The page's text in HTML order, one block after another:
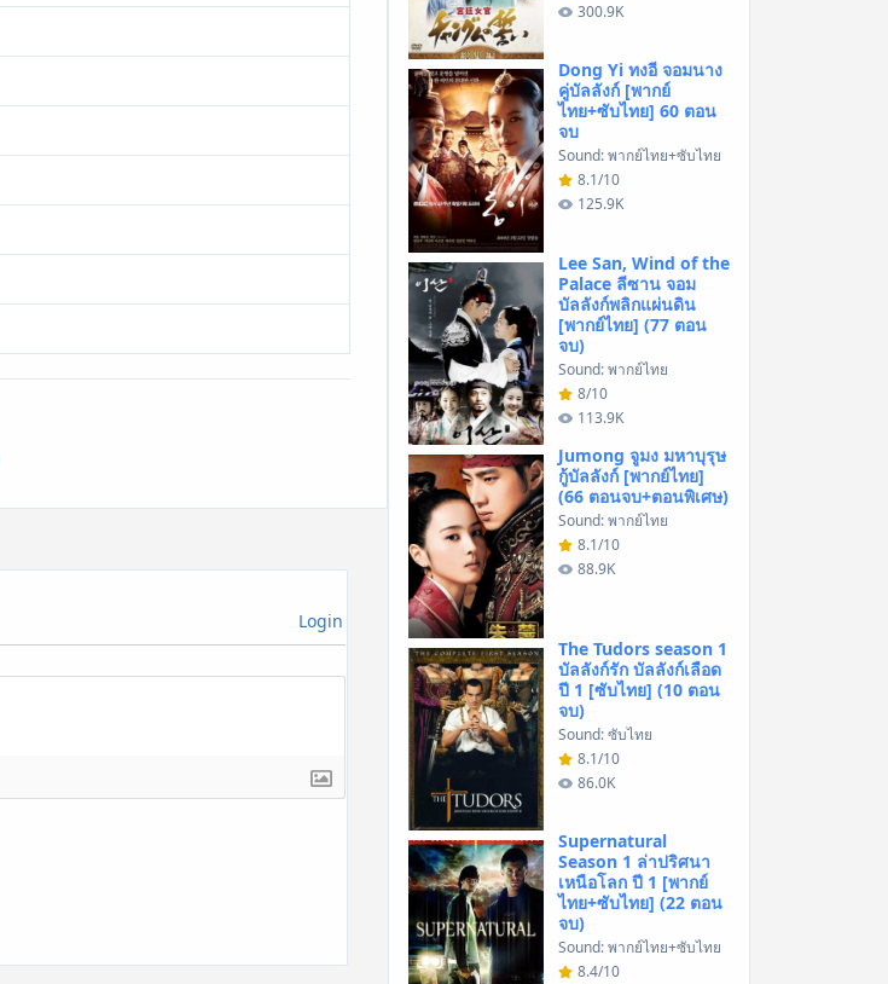
Login
300.9K
Dong Yi ทงอี จอมนาง
คู่บัลลังก์ [พากย์
ไทย+ซับไทย] 60 ตอน
จบ
Sound: พากย์ไทย+ซับไทย
8.1/10
125.9K
Lee San, Wind of the
Palace ลีซาน จอม
บัลลังก์พลิกแผ่นดิน
[พากย์ไทย] (77 ตอน
จบ)
Sound: พากย์ไทย
8/10
113.9K
Jumong จูมง มหาบุรุษ
กู้บัลลังก์ [พากย์ไทย]
(66 ตอนจบ+ตอนพิเศษ)
Sound: พากย์ไทย
8.1/10
88.9K
The Tudors season 1
บัลลังก์รัก บัลลังก์เลือด
ปี 1 [ซับไทย] (10 ตอน
จบ)
Sound: ซับไทย
8.1/10
86.0K
Supernatural
Season 1 ล่าปริศนา
เหนือโลก ปี 1 [พากย์
ไทย+ซับไทย] (22 ตอน
จบ)
Sound: พากย์ไทย+ซับไทย
8.4/10